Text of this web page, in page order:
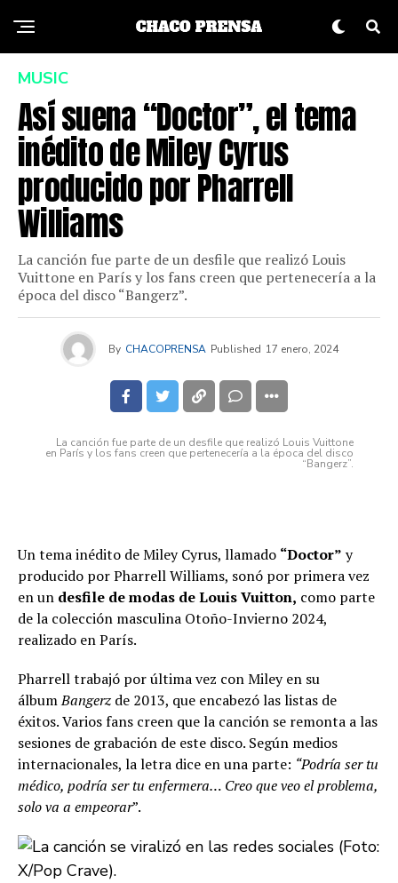
MUSIC
Así suena “Doctor”, el tema
inédito de Miley Cyrus
producido por Pharrell
Williams
La canción fue parte de un desfile que realizó Louis
Vuittone en París y los fans creen que pertenecería a la
época del disco “Bangerz”.
By CHACOPRENSA Published 17 enero, 2024
La canción fue parte de un desfile que realizó Louis Vuittone
en París y los fans creen que pertenecería a la época del disco
“Bangerz”.
Un tema inédito de Miley Cyrus, llamado “Doctor” y
producido por Pharrell Williams, sonó por primera vez
en un desfile de modas de Louis Vuitton, como parte
de la colección masculina Otoño-Invierno 2024,
realizado en París.
Pharrell trabajó por última vez con Miley en su
álbumBangerz de 2013, que encabezó las listas de
éxitos. Varios fans creen que la canción se remonta a las
sesiones de grabación de este disco. Según medios
internacionales, la letra dice en una parte: “Podría ser tu
médico, podría ser tu enfermera… Creo que veo el problema,
solo va a empeorar”.